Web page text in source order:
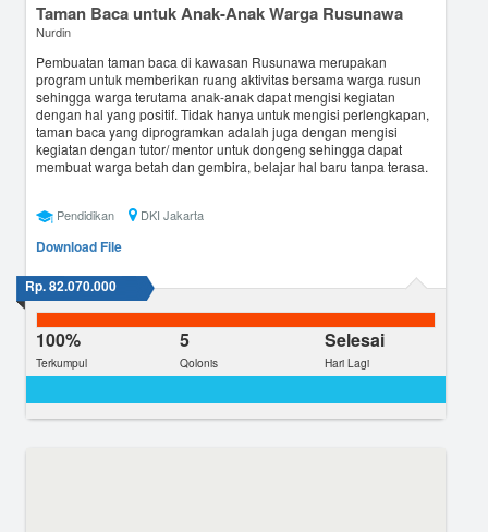
Taman Baca untuk Anak-Anak Warga Rusunawa
Nurdin
Pembuatan taman baca di kawasan Rusunawa merupakan
program untuk memberikan ruang aktivitas bersama warga rusun
sehingga warga terutama anak-anak dapat mengisi kegiatan
dengan hal yang positif. Tidak hanya untuk mengisi perlengkapan,
taman baca yang diprogramkan adalah juga dengan mengisi
kegiatan dengan tutor/ mentor untuk dongeng sehingga dapat
membuat warga betah dan gembira, belajar hal baru tanpa terasa.
Pendidikan DKI Jakarta
Download File
Rp. 82.070.000
100%
Terkumpul
5
Qolonis
Selesai
Hari Lagi